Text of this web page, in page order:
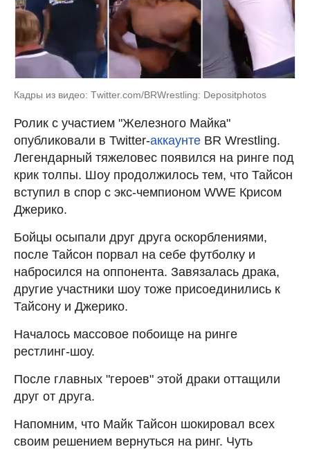
Кадры из видео: Тwitter.com/BRWrestling: Depositphotos
Ролик с участием "Железного Майка"
опубликовали в Twitter-аккаунте BR Wrestling.
Легендарный тяжеловес появился на ринге под
крик толпы. Шоу продолжилось тем, что Тайсон
вступил в спор с экс-чемпионом WWE Крисом
Джерико.
Бойцы осыпали друг друга оскорблениями,
после Тайсон порвал на себе футболку и
набросился на оппонента. Завязалась драка,
другие участники шоу тоже присоединились к
Тайсону и Джерико.
Началось массовое побоище на ринге
рестлинг-шоу.
После главных "героев" этой драки оттащили
друг от друга.
Напомним, что Майк Тайсон шокировал всех
своим решением вернуться на ринг. Чуть